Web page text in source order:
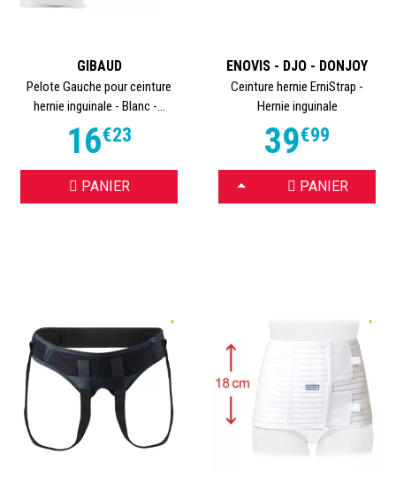
GIBAUD
Pelote Gauche pour ceinture
hernie inguinale - Blanc -...
16€23
PANIER
ENOVIS - DJO - DONJOY
Ceinture hernie ErniStrap -
Hernie inguinale
39€99
CHOISIR PANIER